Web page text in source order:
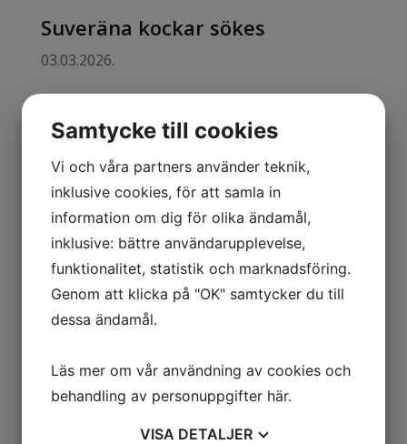
Suveräna kockar sökes
03.03.2026.
Vi söker erfarna kockar inför vår och
sommarsäsong
Suveräna kockar sökes
(ingen rubrik)
Samtycke till cookies
Vi och våra partners använder teknik,
inklusive cookies, för att samla in
information om dig för olika ändamål,
inklusive: bättre användarupplevelse,
funktionalitet, statistik och marknadsföring.
Genom att klicka på "OK" samtycker du till
dessa ändamål.
Läs mer om vår användning av cookies och
behandling av personuppgifter här.
VISA DETALJER